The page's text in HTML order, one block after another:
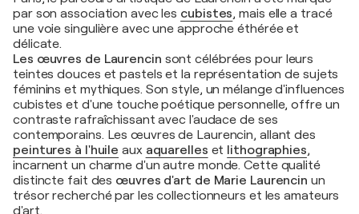
par son association avec les cubistes, mais elle a tracé
une voie singulière avec une approche éthérée et
délicate.
Les œuvres de Laurencin sont célébrées pour leurs
teintes douces et pastels et la représentation de sujets
féminins et mythiques. Son style, un mélange d'influences
cubistes et d'une touche poétique personnelle, offre un
contraste rafraîchissant avec l'audace de ses
contemporains. Les œuvres de Laurencin, allant des
peintures à l'huile aux aquarelles et lithographies,
incarnent un charme d'un autre monde. Cette qualité
distincte fait des œuvres d'art de Marie Laurencin un
trésor recherché par les collectionneurs et les amateurs